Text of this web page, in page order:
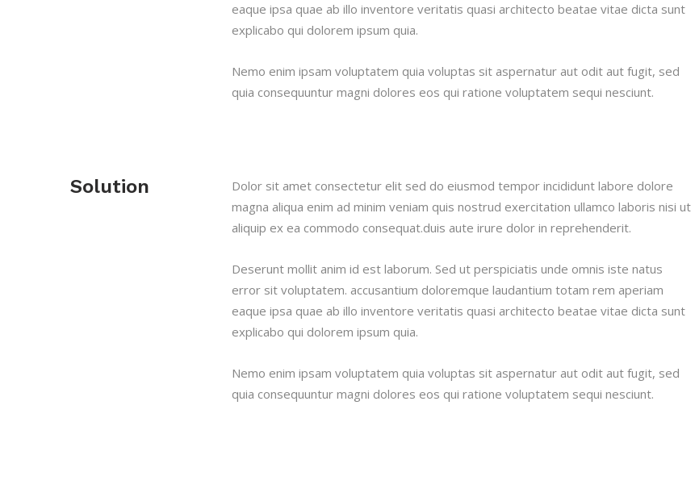
eaque ipsa quae ab illo inventore veritatis quasi architecto beatae vitae dicta sunt
explicabo qui dolorem ipsum quia.
Nemo enim ipsam voluptatem quia voluptas sit aspernatur aut odit aut fugit, sed
quia consequuntur magni dolores eos qui ratione voluptatem sequi nesciunt.
Solution
Dolor sit amet consectetur elit sed do eiusmod tempor incididunt labore dolore
magna aliqua enim ad minim veniam quis nostrud exercitation ullamco laboris nisi ut
aliquip ex ea commodo consequat.duis aute irure dolor in reprehenderit.
Deserunt mollit anim id est laborum. Sed ut perspiciatis unde omnis iste natus
error sit voluptatem. accusantium doloremque laudantium totam rem aperiam
eaque ipsa quae ab illo inventore veritatis quasi architecto beatae vitae dicta sunt
explicabo qui dolorem ipsum quia.
Nemo enim ipsam voluptatem quia voluptas sit aspernatur aut odit aut fugit, sed
quia consequuntur magni dolores eos qui ratione voluptatem sequi nesciunt.